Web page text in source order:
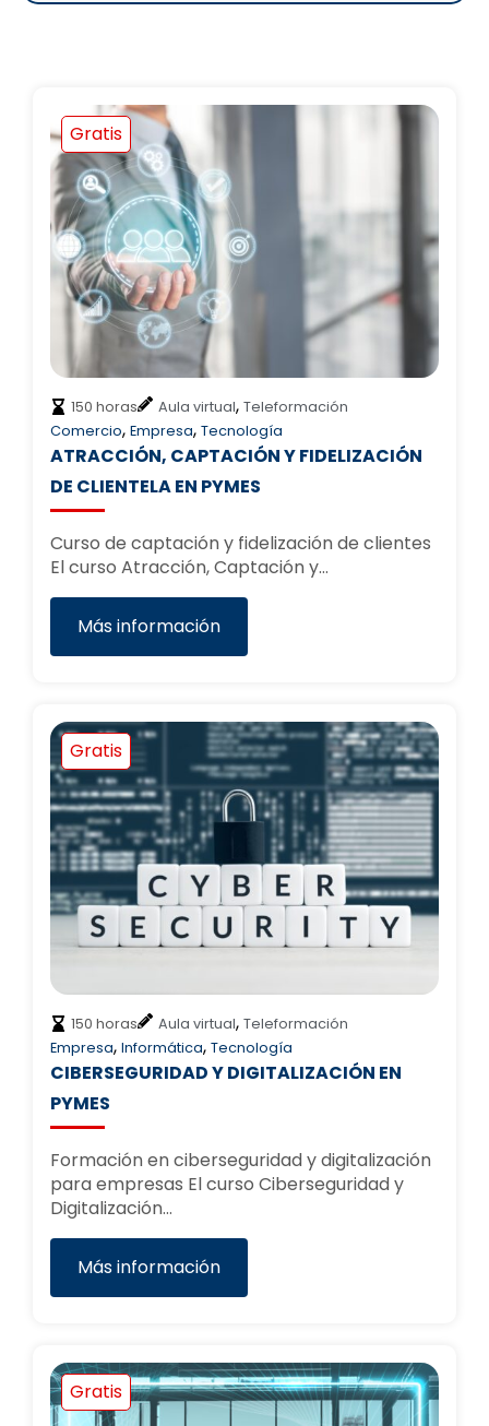
Gratis
150 horas Aula virtual, Teleformación
Comercio, Empresa, Tecnología
ATRACCIÓN, CAPTACIÓN Y FIDELIZACIÓN
DE CLIENTELA EN PYMES
Curso de captación y fidelización de clientes
El curso Atracción, Captación y…
Más información
Gratis
150 horas Aula virtual, Teleformación
Empresa, Informática, Tecnología
CIBERSEGURIDAD Y DIGITALIZACIÓN EN
PYMES
Formación en ciberseguridad y digitalización
para empresas El curso Ciberseguridad y
Digitalización…
Más información
Gratis